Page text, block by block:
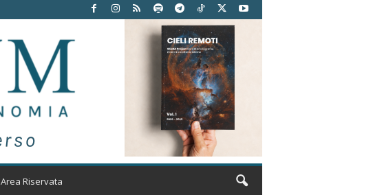
Area Riservata